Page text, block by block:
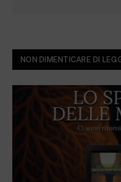
NON DIMENTICARE DI